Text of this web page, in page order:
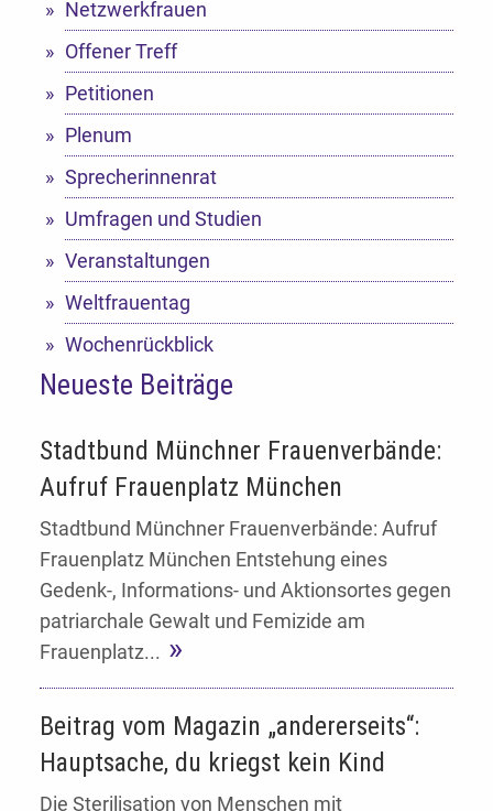
Netzwerkfrauen
Offener Treff
Petitionen
Plenum
Sprecherinnenrat
Umfragen und Studien
Veranstaltungen
Weltfrauentag
Wochenrückblick
Neueste Beiträge
Stadtbund Münchner Frauenverbände:
Aufruf Frauenplatz München
Stadtbund Münchner Frauenverbände: Aufruf
Frauenplatz München Entstehung eines
Gedenk-, Informations- und Aktionsortes gegen
patriarchale Gewalt und Femizide am
Frauenplatz...
Beitrag vom Magazin „andererseits“:
Hauptsache, du kriegst kein Kind
Die Sterilisation von Menschen mit